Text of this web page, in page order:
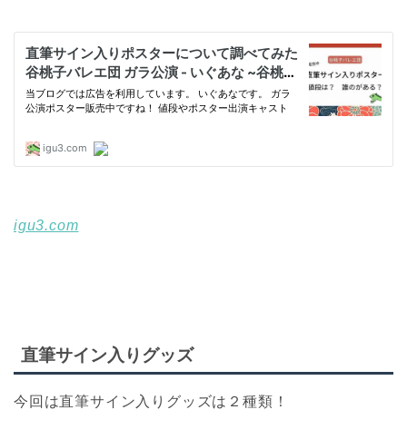
igu3.com
直筆サイン入りグッズ
今回は直筆サイン入りグッズは２種類！